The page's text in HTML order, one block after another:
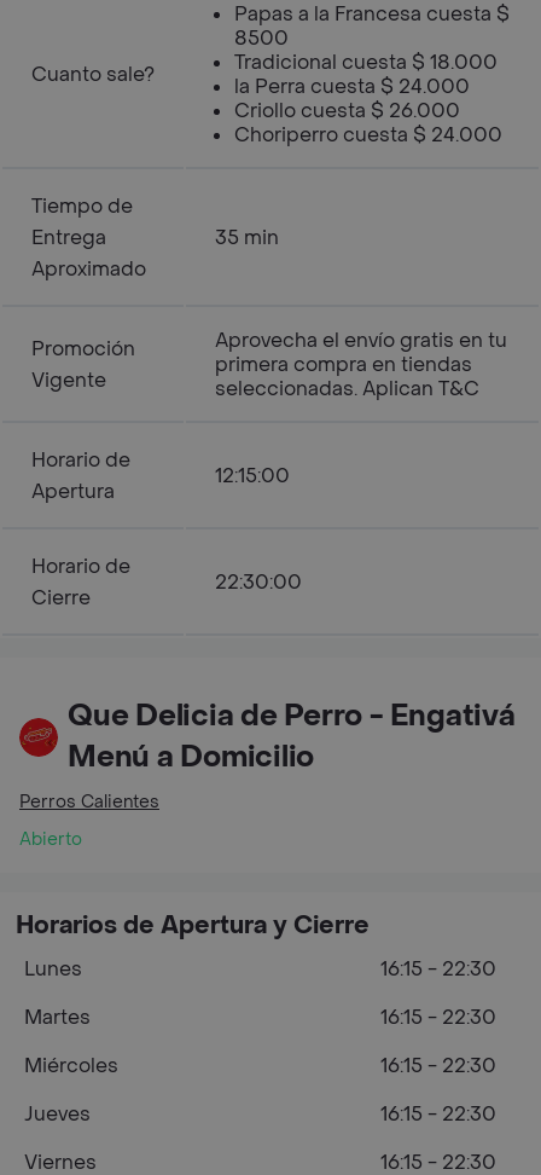
Cuanto sale?
Papas a la Francesa cuesta $
8500
Tradicional cuesta $ 18.000
la Perra cuesta $ 24.000
Criollo cuesta $ 26.000
Choriperro cuesta $ 24.000
Tiempo de
Entrega
Aproximado
35 min
Promoción
Vigente
Aprovecha el envío gratis en tu
primera compra en tiendas
seleccionadas. Aplican T&C
Horario de
Apertura
12:15:00
Horario de
Cierre
22:30:00
Que Delicia de Perro - Engativá
Menú a Domicilio
Perros Calientes
Abierto
Horarios de Apertura y Cierre
Lunes
16:15 - 22:30
Martes
16:15 - 22:30
Miércoles
16:15 - 22:30
Jueves
16:15 - 22:30
Viernes
16:15 - 22:30